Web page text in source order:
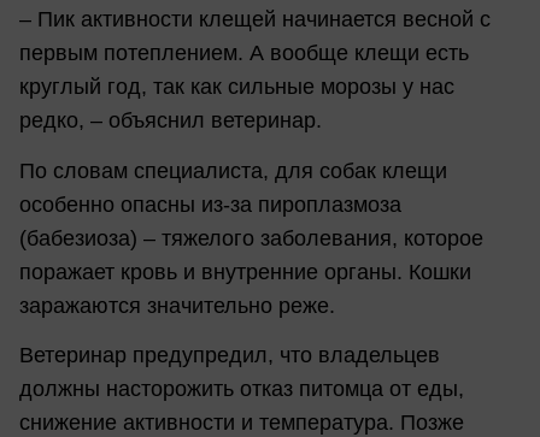
– Пик активности клещей начинается весной с
первым потеплением. А вообще клещи есть
круглый год, так как сильные морозы у нас
редко, – объяснил ветеринар.
По словам специалиста, для собак клещи
особенно опасны из-за пироплазмоза
(бабезиоза) – тяжелого заболевания, которое
поражает кровь и внутренние органы. Кошки
заражаются значительно реже.
Ветеринар предупредил, что владельцев
должны насторожить отказ питомца от еды,
снижение активности и температура. Позже